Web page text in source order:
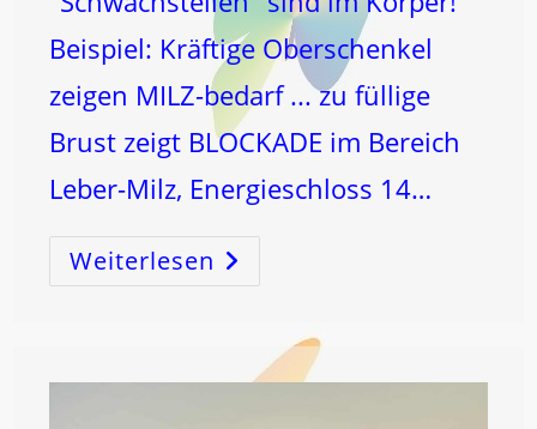
Beispiel: Kräftige Oberschenkel
zeigen MILZ-bedarf ... zu füllige
Brust zeigt BLOCKADE im Bereich
Leber-Milz, Energieschloss 14…
Weiterlesen KÖRPERformung
Beginnt
Im